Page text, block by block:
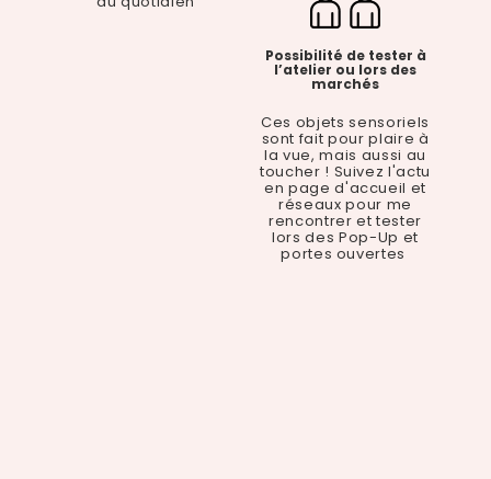
Possibilité de tester à
l’atelier ou lors des
marchés
Ces objets sensoriels
sont fait pour plaire à
la vue, mais aussi au
toucher ! Suivez l'actu
en page d'accueil et
réseaux pour me
rencontrer et tester
lors des Pop-Up et
portes ouvertes